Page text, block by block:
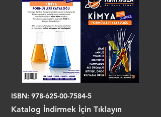
ISBN: 978-625-00-7584-5
Katalog İndirmek İçin Tıklayın